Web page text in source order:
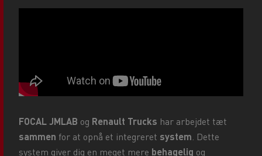
FOCAL JMLAB og Renault Trucks har arbejdet tæt
sammen for at opnå et integreret system . Dette
system giver dig en meget mere behagelig og